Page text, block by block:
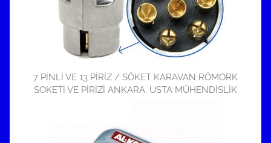
7 PİNLİ VE 13 PİRİZ / SÖKET KARAVAN RÖMORK
SOKETİ VE PİRİZİ ANKARA. USTA MÜHENDİSLİK